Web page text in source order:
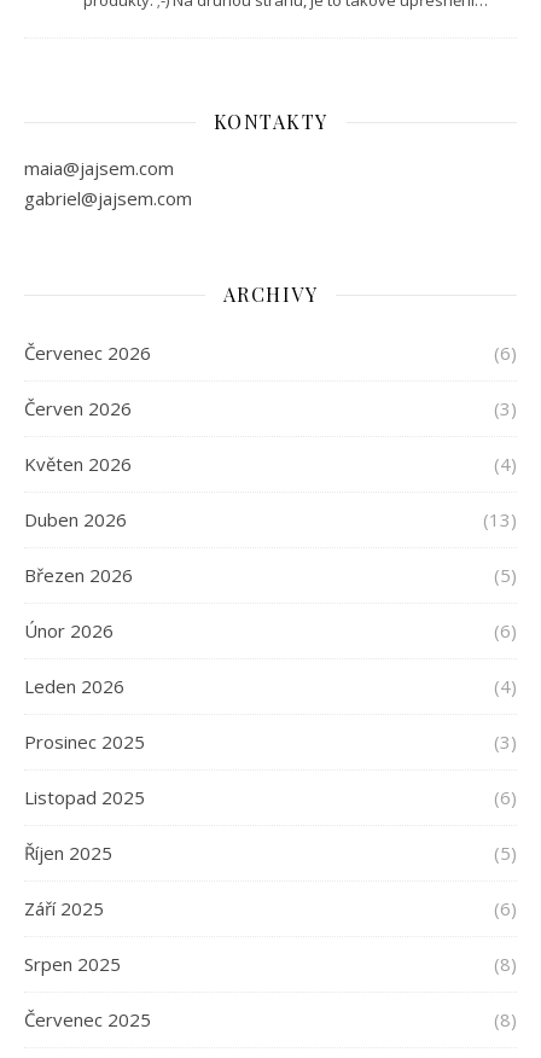
KONTAKTY
maia@jajsem.com
gabriel@jajsem.com
ARCHIVY
Červenec 2026 (6)
Červen 2026 (3)
Květen 2026 (4)
Duben 2026 (13)
Březen 2026 (5)
Únor 2026 (6)
Leden 2026 (4)
Prosinec 2025 (3)
Listopad 2025 (6)
Říjen 2025 (5)
Září 2025 (6)
Srpen 2025 (8)
Červenec 2025 (8)